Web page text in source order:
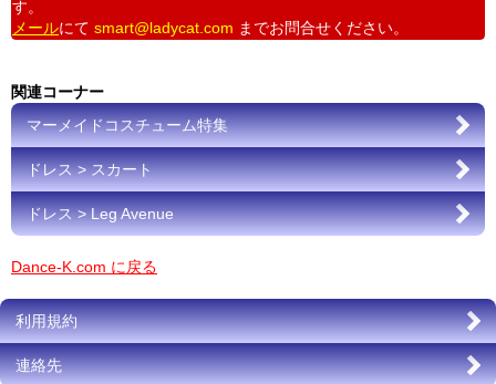
す。
メールにて smart@ladycat.com までお問合せください。
関連コーナー
マーメイドコスチューム特集
ドレス > スカート
ドレス > Leg Avenue
Dance-K.com に戻る
利用規約
連絡先